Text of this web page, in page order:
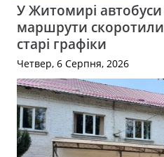
У Житомирі автобуси
маршрути
старі графіки
Четвер, 6 Серпня, 2026